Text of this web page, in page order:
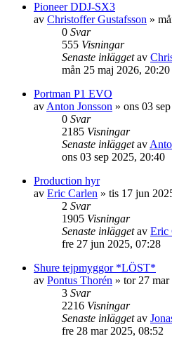
Pioneer DDJ-SX3
av Christoffer Gustafsson »
0 Svar
555 Visningar
Senaste inläggetav
mån 25 maj 2026, 20:20
Portman P1 EVO
av Anton Jonsson » ons 03
0 Svar
2185 Visningar
Senaste inläggetav
ons 03 sep 2025, 20:40
Production hyr
av Eric Carlen » tis 17 jun
2 Svar
1905 Visningar
Senaste inläggetav Eric
fre 27 jun 2025, 07:28
Shure tejpmyggor *LÖST*
av Pontus Thorén » tor 27
3 Svar
2216 Visningar
Senaste inläggetav
fre 28 mar 2025, 08:52